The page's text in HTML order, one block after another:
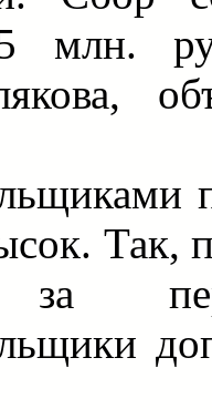
млн.
Так,
за